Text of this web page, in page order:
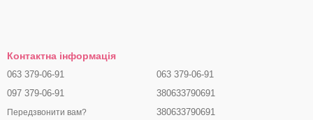
Контактна інформація
063 379-06-91
097 379-06-91
Передзвонити вам?
063 379-06-91
380633790691
380633790691